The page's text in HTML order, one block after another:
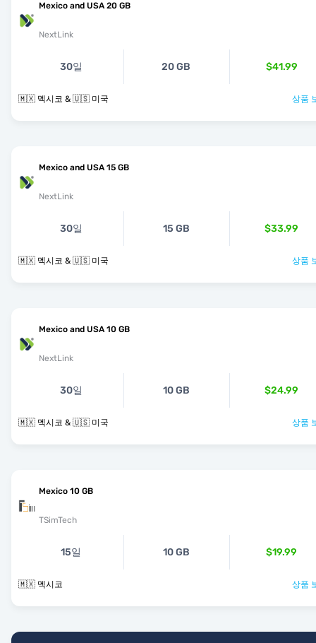
Mexico and USA 20 GB
NextLink
30일 20 GB $41.99
🇲🇽 멕시코 & 🇺🇸 미국 상품
Mexico and USA 15 GB
NextLink
30일 15 GB $33.99
🇲🇽 멕시코 & 🇺🇸 미국 상품
Mexico and USA 10 GB
NextLink
30일 10 GB $24.99
🇲🇽 멕시코 & 🇺🇸 미국 상품
Mexico 10 GB
TSimTech
15일 10 GB $19.99
🇲🇽 멕시코 상품